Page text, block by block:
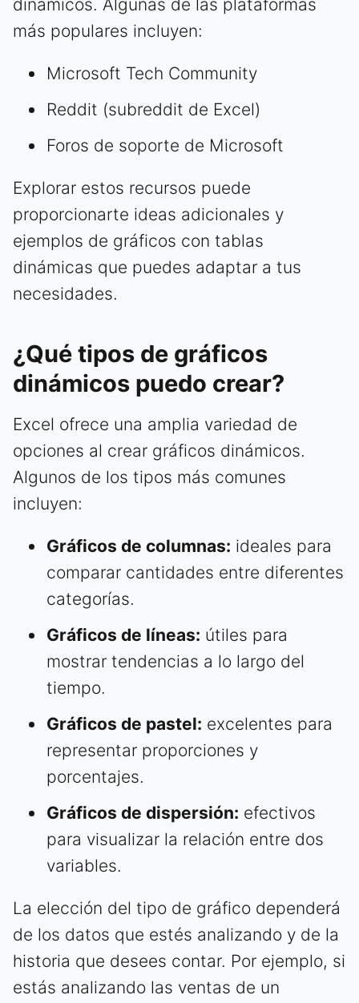
dinámicos. Algunas de las plataformas
más populares incluyen:
Microsoft Tech Community
Reddit (subreddit de Excel)
Foros de soporte de Microsoft
Explorar estos recursos puede
proporcionarte ideas adicionales y
ejemplos de gráficos con tablas
dinámicas que puedes adaptar a tus
necesidades.
¿Qué tipos de gráficos
dinámicos puedo crear?
Excel ofrece una amplia variedad de
opciones al crear gráficos dinámicos.
Algunos de los tipos más comunes
incluyen:
Gráficos de columnas: ideales para
comparar cantidades entre diferentes
categorías.
Gráficos de líneas: útiles para
mostrar tendencias a lo largo del
tiempo.
Gráficos de pastel: excelentes para
representar proporciones y
porcentajes.
Gráficos de dispersión: efectivos
para visualizar la relación entre dos
variables.
La elección del tipo de gráfico dependerá
de los datos que estés analizando y de la
historia que desees contar. Por ejemplo, si
estás analizando las ventas de un